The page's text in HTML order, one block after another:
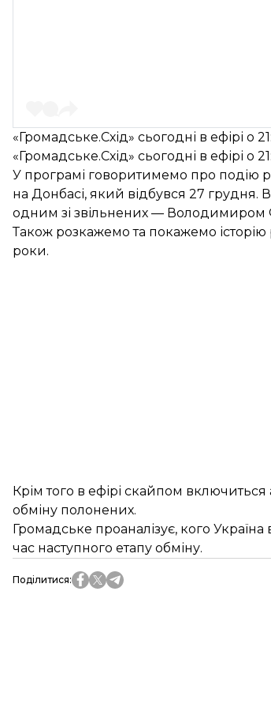
«Громадське.Схід» сьогодні в ефірі о
«Громадське.Схід» сьогодні в ефірі о
У програмі говоритимемо про подію
на Донбасі, який відбувся 27 грудня.
одним зі звільнених — Володимиром
Також розкажемо та покажемо
роки.
Крім того в ефірі скайпом
обміну полонених.
Громадське проаналізує, кого
час наступного етапу обміну.
Поділитися: